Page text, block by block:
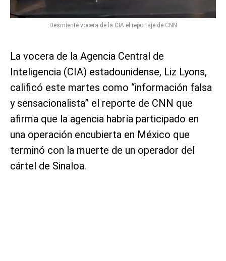
Desmiente vocera de la CIA el reportaje de CNN
La vocera de la Agencia Central de
Inteligencia (CIA) estadounidense, Liz Lyons,
calificó este martes como “información falsa
y sensacionalista” el reporte de CNN que
afirma que la agencia habría participado en
una operación encubierta en México que
terminó con la muerte de un operador del
cártel de Sinaloa.